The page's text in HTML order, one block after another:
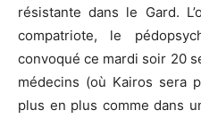
résistante dans le Gard.
compatriote, le
convoqué ce mardi soir 20
médecins (où Kairos sera
plus en plus comme dans